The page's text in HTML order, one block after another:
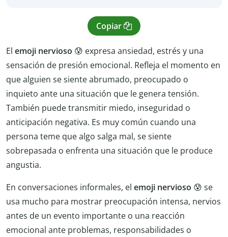
Copiar
El emoji nervioso 😰 expresa ansiedad, estrés y una
sensación de presión emocional. Refleja el momento en
que alguien se siente abrumado, preocupado o
inquieto ante una situación que le genera tensión.
También puede transmitir miedo, inseguridad o
anticipación negativa. Es muy común cuando una
persona teme que algo salga mal, se siente
sobrepasada o enfrenta una situación que le produce
angustia.
En conversaciones informales, el emoji nervioso 😰 se
usa mucho para mostrar preocupación intensa, nervios
antes de un evento importante o una reacción
emocional ante problemas, responsabilidades o